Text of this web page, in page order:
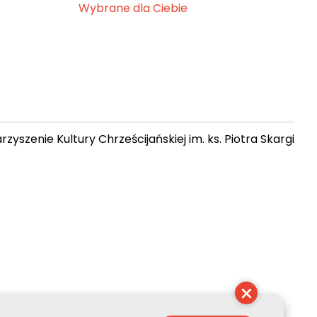
Wybrane dla Ciebie
Kultury Chrześcijańskiej im. ks. Piotra Skargi
×